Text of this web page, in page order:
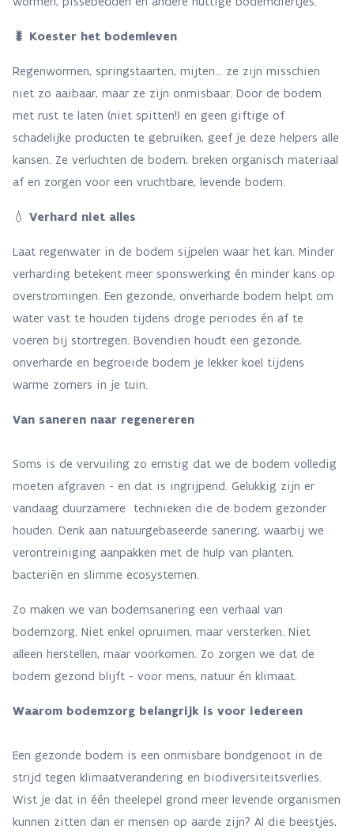
🐛 Koester het bodemleven
Regenwormen, springstaarten, mijten… ze zijn misschien
niet zo aaibaar, maar ze zijn onmisbaar. Door de bodem
met rust te laten (niet spitten!) en geen giftige of
schadelijke producten te gebruiken, geef je deze helpers alle
kansen. Ze verluchten de bodem, breken organisch materiaal
af en zorgen voor een vruchtbare, levende bodem.
💧 Verhard niet alles
Laat regenwater in de bodem sijpelen waar het kan. Minder
verharding betekent meer sponswerking én minder kans op
overstromingen. Een gezonde, onverharde bodem helpt om
water vast te houden tijdens droge periodes én af te
voeren bij stortregen. Bovendien houdt een gezonde,
onverharde en begroeide bodem je lekker koel tijdens
warme zomers in je tuin.
Van saneren naar regenereren
Soms is de vervuiling zo ernstig dat we de bodem volledig
moeten afgraven - en dat is ingrijpend. Gelukkig zijn er
vandaag duurzamere technieken die de bodem gezonder
houden. Denk aan natuurgebaseerde sanering, waarbij we
verontreiniging aanpakken met de hulp van planten,
bacteriën en slimme ecosystemen.
Zo maken we van bodemsanering een verhaal van
bodemzorg. Niet enkel opruimen, maar versterken. Niet
alleen herstellen, maar voorkomen. Zo zorgen we dat de
bodem gezond blijft - voor mens, natuur én klimaat.
Waarom bodemzorg belangrijk is voor iedereen
Een gezonde bodem is een onmisbare bondgenoot in de
strijd tegen klimaatverandering en biodiversiteitsverlies.
Wist je dat in één theelepel grond meer levende organismen
kunnen zitten dan er mensen op aarde zijn? Al die beestjes,